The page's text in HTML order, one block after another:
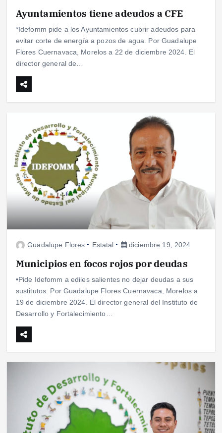
Ayuntamientos tiene adeudos a CFE
*Idefomm pide a los Ayuntamientos cubrir adeudos para
evitar corte de energía a pozos de agua. Por Guadalupe
Flores Cuernavaca, Morelos a 22 de diciembre 2024. El
director general de…
Guadalupe Flores Estatal diciembre 19, 2024
Municipios en focos rojos por deudas
•Pide Idefomm a ediles salientes no dejar deudas a sus
sustitutos. Por Guadalupe Flores Cuernavaca, Morelos a
19 de diciembre 2024. El director general del Instituto de
Desarrollo y Fortalecimiento…